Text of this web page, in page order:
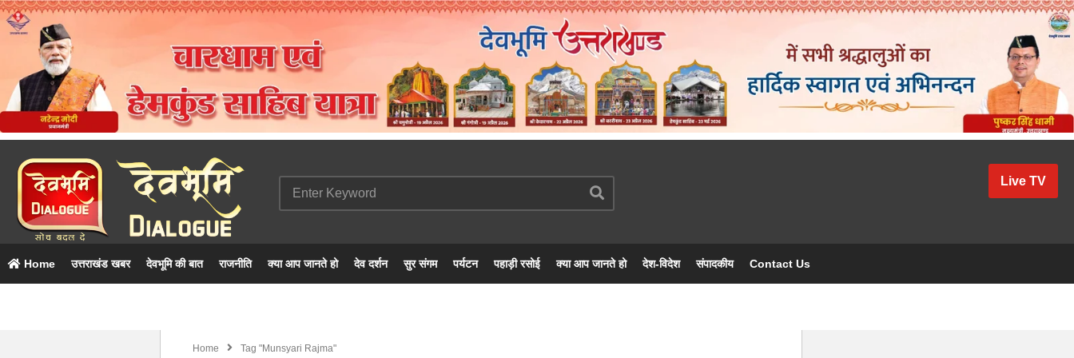
Live TV
Home उत्तराखंड खबर देवभूमि की बात राजनीति क्या आप जानते हो देव दर्शन सुर संगम पर्यटन पहाड़ी रसोई क्या आप जानते हो देश-विदेश संपादकीय Contact Us
Home Tag "munsyari Rajma"